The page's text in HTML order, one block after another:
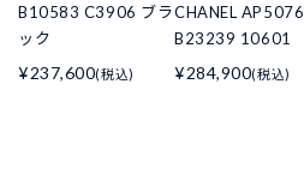
B10583 C3906 ブラ
ック
¥237,600(税込)
CHANEL AP5076
B23239 10601
¥284,900(税込)